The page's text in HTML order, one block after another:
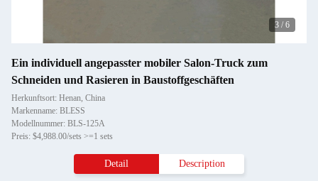
3 / 6
Ein individuell angepasster mobiler Salon-Truck zum
Schneiden und Rasieren in Baustoffgeschäften
Herkunftsort: Henan, China
Markenname: BLESS
Modellnummer: BLS-125A
Preis: $4,988.00/sets >=1 sets
Detail Description